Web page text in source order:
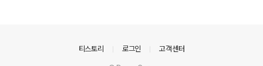
티스토리 로그인 고객센터